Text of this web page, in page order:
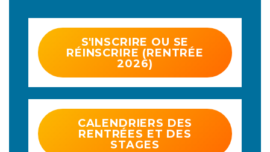
S'INSCRIRE OU SE
RÉINSCRIRE (RENTRÉE
2026)
CALENDRIERS DES
RENTRÉES ET DES
STAGES